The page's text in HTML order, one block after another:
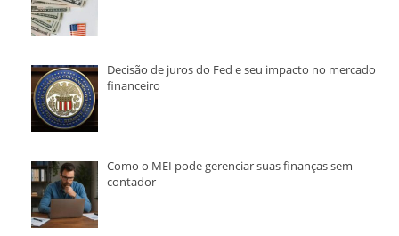
Decisão de juros do Fed e seu impacto no mercado
financeiro
Como o MEI pode gerenciar suas finanças sem
contador